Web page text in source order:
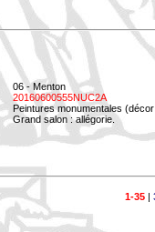
06 - Menton
20160600555NUC2A
Peintures monumentales
Grand salon : allégorie.
1-35|